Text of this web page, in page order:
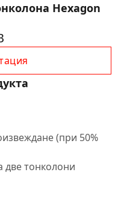
Hexagon
(при 50%
две тонколони